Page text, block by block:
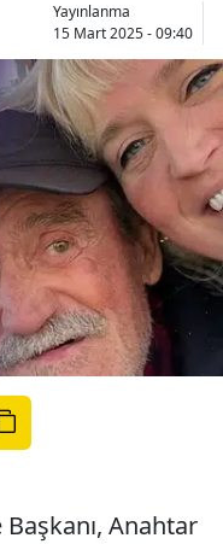
Yayınlanma
15 Mart 2025 - 09:40
Anahtar